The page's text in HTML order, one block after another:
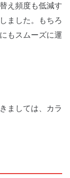
え頻度も低減す
ました。もちろ
もスムーズに運
ましては、カラ